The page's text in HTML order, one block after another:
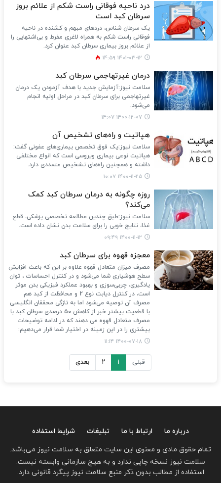
درد ناحیه فوقانی راست شکم از علائم بروز
سرطان کبد است
یک سرطان شناس، دردهای مبهم و کشنده در ناحیه
فوقانی راست شکم به همراه لاغری مفرط و بی‌اشتهایی را
از علائم بروز بیماری سرطان کبد عنوان کرد.
۱۴۰۱-۰۳-۱۲ ۱۴:۵۹
درمان غیرتهاجمی سرطان کبد
سلامت نیوز:آزمایش جدید با هدف آزمودن یک درمان
غیرتهاجمی برای سرطان کبد در مراحل اولیه انجام
می‌شود.
۱۴۰۰-۱۲-۰۷ ۱۴:۰۷
هپاتیت و راه‌های تشخیص آن
سلامت نیوز:یک فوق تخصص بیماری‌های عفونی گفت:
هپاتیت نوعی بیماری ویروسی است که انواع مختلفی
داشته و همچنین راه‌های تشخیص متعددی دارد.
۱۴۰۰-۱۱-۲۵ ۱۰:۰۷
روزه چگونه به درمان سرطان کبد کمک
می‌کند؟
سلامت نیوز:طبق چندین مطالعه تخصصی پزشکی، قطع
غذا، نتایج خوبی را برای سلامت بدن نشان داده است.
۱۴۰۰-۱۱-۱۲ ۰۹:۴۹
معجزه قهوه برای سرطان کبد
مصرف میزان متعادل قهوه علاوه بر این که باعث افزایش
سطح هوشیاری شما می‌شود و در کنترل احساسات ، توان
یادگیری، چربی‌سوزی و بهبود عملکرد فیزیکی بدن موثر
است، در کنترل دیابت نوع 2 و محافظت از کبد هم
مصرف آن توصیه می‌شود اما به تازگی محققان انگلیسی
با قطعیت بیشتر خبر از کاهش 50 درصدی سرطان کبد با
مصرف متعادل قهوه می دهند که در ادامه توضیحات
بیشتری را در این زمینه در اختیار شما قرار می‌دهیم:
۱۴۰۰-۰۷-۱۸ ۱۱:۱۴
قبلی ۱ ۲ بعدی
درباره ما ارتباط با ما تبلیغات
شرایط استفاده
تمام حقوق مادی و معنوی این سایت متعلق به سلامت نیوز می‌باشد.
سلامت نیوز نسخه چاپی ندارد و به هیچ سازمانی وابسته نیست.
استفاده از مطالب بدون ذکر منبع سلامت نیوز پیگرد قانونی دارد.